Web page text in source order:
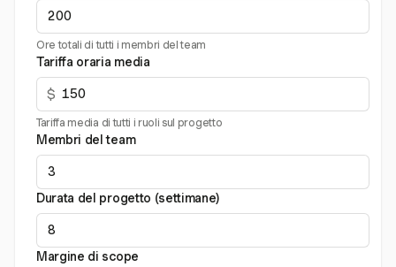
Ore totali di tutti i membri del team
Tariffa oraria media
$
Tariffa media di tutti i ruoli sul progetto
Membri del team
Durata del progetto (settimane)
Margine di scope